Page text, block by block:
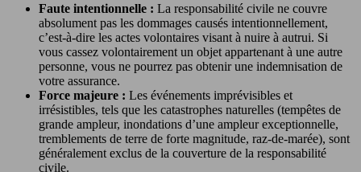
Faute intentionnelle : La responsabilité civile ne couvre
absolument pas les dommages causés intentionnellement,
c’est-à-dire les actes volontaires visant à nuire à autrui. Si
vous cassez volontairement un objet appartenant à une autre
personne, vous ne pourrez pas obtenir une indemnisation de
votre assurance.
Force majeure : Les événements imprévisibles et
irrésistibles, tels que les catastrophes naturelles (tempêtes de
grande ampleur, inondations d’une ampleur exceptionnelle,
tremblements de terre de forte magnitude, raz-de-marée), sont
généralement exclus de la couverture de la responsabilité
civile.